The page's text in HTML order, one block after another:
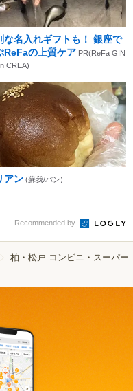
な名入れギフトも！ 銀座で
ReFaの上質ケア PR(ReFa GIN
CREA)
アン (蘇我/パン)
Recommended by
柏・松戸 コンビニ・スーパー